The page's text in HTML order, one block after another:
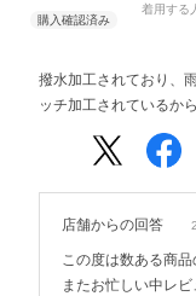
着用する
撥水加工されており、
ッチ加工されているか
店舗からの回答
この度は数ある商品
またお忙しい中レ